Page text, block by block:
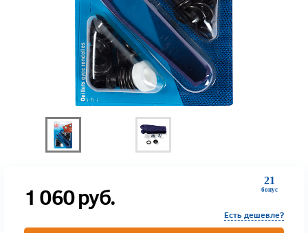
21
бонус
1 060руб.
Есть дешевле?